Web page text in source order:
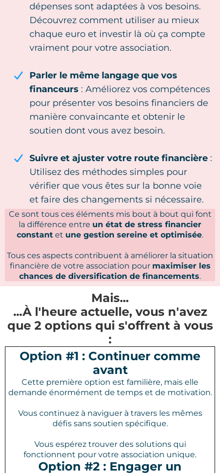
dépenses sont adaptées à vos besoins.
Découvrez comment utiliser au mieux
chaque euro et investir là où ça compte
vraiment pour votre association.
Parler le même langage que vos
financeurs : Améliorez vos compétences
pour présenter vos besoins financiers de
manière convaincante et obtenir le
soutien dont vous avez besoin.
Suivre et ajuster votre route financière :
Utilisez des méthodes simples pour
vérifier que vous êtes sur la bonne voie
et faire des changements si nécessaire.
Ce sont tous ces éléments mis bout à bout qui font
la différence entre un état de stress financier
constant et une gestion sereine et optimisée.
Tous ces aspects contribuent à améliorer la situation
financière de votre association pour maximiser les
chances de diversification de financements.
Mais...
...À l'heure actuelle, vous n'avez
que 2 options qui s'offrent à vous
:
Option #1 : Continuer comme
avant
Cette première option est familière, mais elle
demande énormément de temps et de motivation.
Vous continuez à naviguer à travers les mêmes
défis sans soutien spécifique.
Vous espérez trouver des solutions qui
fonctionnent pour votre association unique.
Option #2 : Engager un